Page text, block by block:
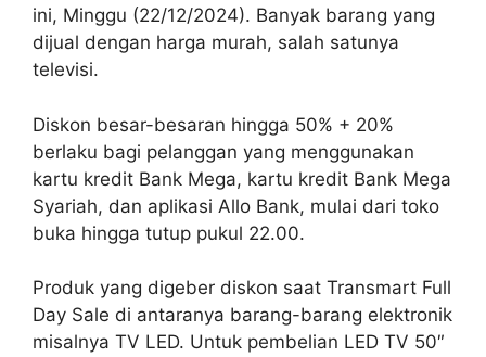
ini, Minggu (22/12/2024). Banyak barang yang
dijual dengan harga murah, salah satunya
televisi.
Diskon besar-besaran hingga 50% + 20%
berlaku bagi pelanggan yang menggunakan
kartu kredit Bank Mega, kartu kredit Bank Mega
Syariah, dan aplikasi Allo Bank, mulai dari toko
buka hingga tutup pukul 22.00.
Produk yang digeber diskon saat Transmart Full
Day Sale di antaranya barang-barang elektronik
misalnya TV LED. Untuk pembelian LED TV 50″